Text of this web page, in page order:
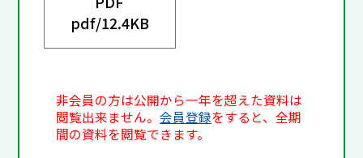
pdf/12.4KB
非会員の方は公開から一年を超えた資料は
閲覧出来ません。会員登録をすると、全期
間の資料を閲覧できます。